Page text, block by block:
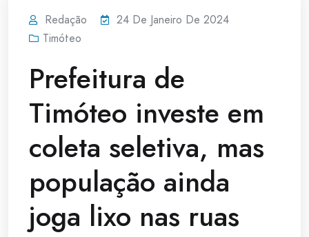
Redação
24 De Janeiro De 2024
Timóteo
Prefeitura de
Timóteo investe em
coleta seletiva, mas
população ainda
joga lixo nas ruas